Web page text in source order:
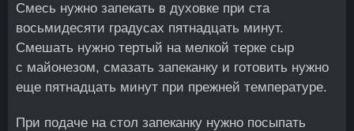
Смесь нужно запекать в духовке при ста
восьмидесяти градусах пятнадцать минут.
Смешать нужно тертый на мелкой терке сыр
с майонезом, смазать запеканку и готовить нужно
еще пятнадцать минут при прежней температуре.
При подаче на стол запеканку нужно посыпать